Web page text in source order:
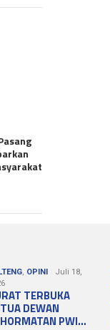
, OPINI
Juli 18,
TERBUKA
DEWAN
PWI…